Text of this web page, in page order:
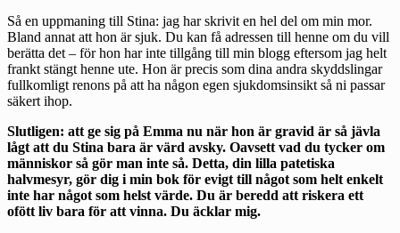
Så en uppmaning till Stina: jag har skrivit en hel del om min mor.
Bland annat att hon är sjuk. Du kan få adressen till henne om du vill
berätta det – för hon har inte tillgång till min blogg eftersom jag helt
frankt stängt henne ute. Hon är precis som dina andra skyddslingar
fullkomligt renons på att ha någon egen sjukdomsinsikt så ni passar
säkert ihop.
Slutligen: att ge sig på Emma nu när hon är gravid är så jävla
lågt att du Stina bara är värd avsky. Oavsett vad du tycker om
människor så gör man inte så. Detta, din lilla patetiska
halvmesyr, gör dig i min bok för evigt till något som helt enkelt
inte har något som helst värde. Du är beredd att riskera ett
ofött liv bara för att vinna. Du äcklar mig.